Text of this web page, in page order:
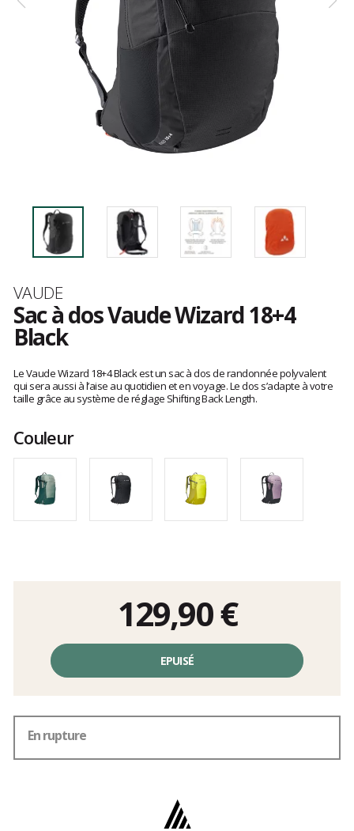
Marque
VAUDE
Sac à dos Vaude Wizard 18+4
Black
avis
clients
Le Vaude Wizard 18+4 Black est un sac à dos de randonnée polyvalent
qui sera aussi à l’aise au quotidien et en voyage. Le dos s’adapte à votre
taille grâce au système de réglage Shifting Back Length.
Couleur
129,90 €
unitaire,
EPUISÉ
En rupture